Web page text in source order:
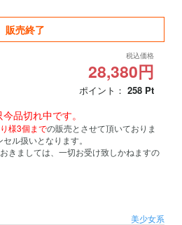
販売終了
税込価格
28,380円
ポイント： 258 Pt
品切れ中です。
様3個までの販売とさせて頂いておりま
ル扱いとなります。
きましては、一切お受け致しかねますの
美少女系